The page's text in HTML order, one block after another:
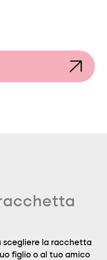
scegliere la racchetta
figlio o al tuo amico